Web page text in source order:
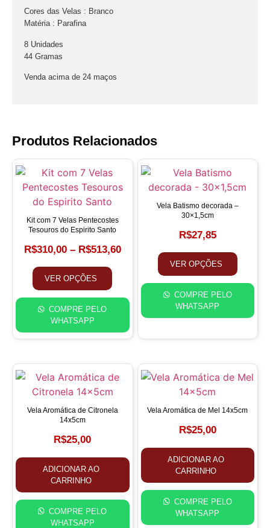
Cores das Velas : Branco
Matéria : Parafina
8 Unidades
44 Gramas
Venda acima de 24 maços
Produtos Relacionados
Kit com 7 Velas Pentecostes
Tesouros do Espirito Santo
R$310,00 – R$513,60
VER OPÇÕES
COMPRE PELO
WHATSAPP
Vela Batismo decorada –
30×1,5cm
R$27,85
VER OPÇÕES
COMPRE PELO
WHATSAPP
Vela Aromática de Citronela
14x5cm
R$25,00
ADICIONAR AO
CARRINHO
COMPRE PELO
WHATSAPP
Vela Aromática de Mel 14x5cm
R$25,00
ADICIONAR AO
CARRINHO
COMPRE PELO
WHATSAPP